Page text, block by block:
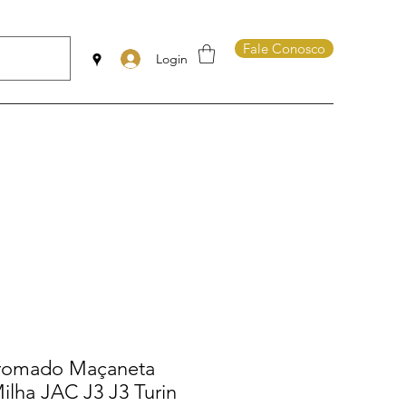
Login
Fale Conosco
Maçaneta
JAC J3 J3 Turin